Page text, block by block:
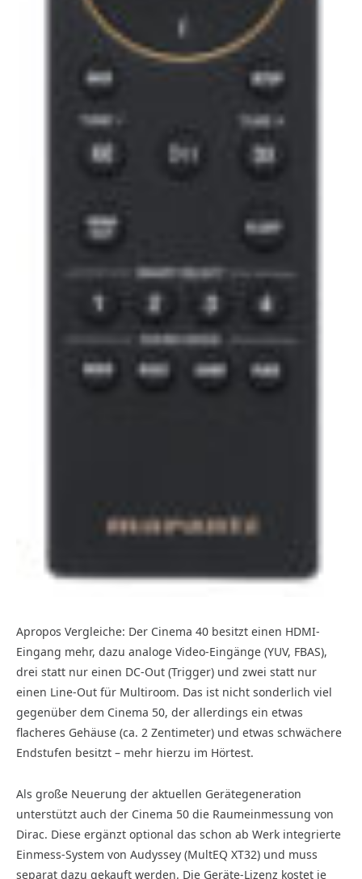
Apropos Vergleiche: Der Cinema 40 besitzt einen HDMI-
Eingang mehr, dazu analoge Video-Eingänge (YUV, FBAS),
drei statt nur einen DC-Out (Trigger) und zwei statt nur
einen Line-Out für Multiroom. Das ist nicht sonderlich viel
gegenüber dem Cinema 50, der allerdings ein etwas
flacheres Gehäuse (ca. 2 Zentimeter) und etwas schwächere
Endstufen besitzt – mehr hierzu im Hörtest.
Als große Neuerung der aktuellen Gerätegeneration
unterstützt auch der Cinema 50 die Raumeinmessung von
Dirac. Diese ergänzt optional das schon ab Werk integrierte
Einmess-System von Audyssey (MultEQ XT32) und muss
separat dazu gekauft werden. Die Geräte-Lizenz kostet je